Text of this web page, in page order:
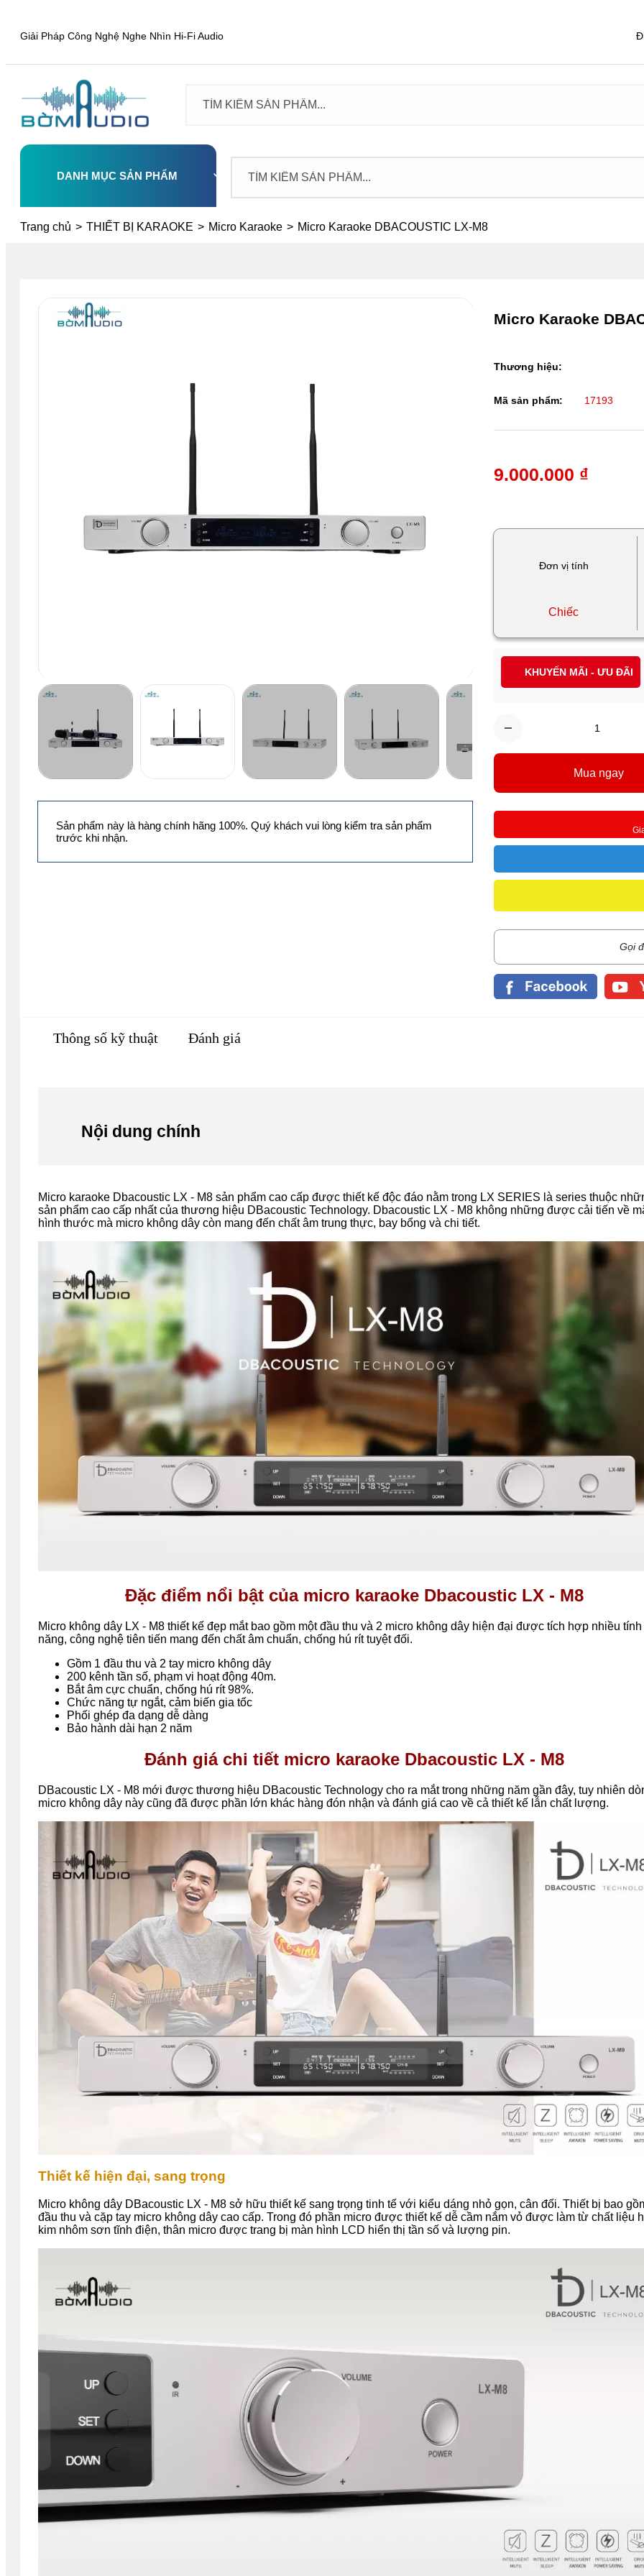
Giải Pháp Công Nghệ Nghe Nhìn Hi-Fi Audio
DANH MỤC SẢN PHẨM
Select
Trang chủ > THIẾT BỊ KARAOKE > Micro Karaoke > Micro Karaoke DBACOUSTIC LX-M8
Đơn vị tính
Chiếc
Micro Karaoke
Gọi
9.000.000 ₫
Thương hiệu:
Mã sản phẩm: 17193
Mua ngay
KHUYẾN MÃI - ƯU ĐÃI
Sản phẩm này là hàng chính hãng 100%. Quý khách vui lòng kiểm tra sản phẩm
trước khi nhận.
Thông số kỹ thuật Đánh giá
Nội dung chính
Micro karaoke Dbacoustic LX - M8 sản phẩm cao cấp được thiết kế độc đáo nằm trong LX SERIES là series thuộc
sản phẩm cao cấp nhất của thương hiệu DBacoustic Technology. Dbacoustic LX - M8 không những được cải tiến về
hình thước mà micro không dây còn mang đến chất âm trung thực, bay bổng và chi tiết.
Đặc điểm nổi bật của micro karaoke Dbacoustic LX - M8
Micro không dây LX - M8 thiết kế đẹp mắt bao gồm một đầu thu và 2 micro không dây hiện đại được tích hợp nhiều tính
năng, công nghệ tiên tiến mang đến chất âm chuẩn, chống hú rít tuyệt đối.
Gồm 1 đầu thu và 2 tay micro không dây
200 kênh tần số, phạm vi hoạt động 40m.
Bắt âm cực chuẩn, chống hú rít 98%.
Chức năng tự ngắt, cảm biến gia tốc
Phối ghép đa dạng dễ dàng
Bảo hành dài hạn 2 năm
Đánh giá chi tiết micro karaoke Dbacoustic LX - M8
DBacoustic LX - M8 mới được thương hiệu DBacoustic Technology cho ra mắt trong những năm gần đây, tuy nhiên
micro không dây này cũng đã được phần lớn khác hàng đón nhận và đánh giá cao về cả thiết kế lẫn chất lượng.
Thiết kế hiện đại, sang trọng
Micro không dây DBacoustic LX - M8 sở hữu thiết kế sang trọng tinh tế với kiểu dáng nhỏ gọn, cân đối. Thiết bị bao
đầu thu và cặp tay micro không dây cao cấp. Trong đó phần micro được thiết kế dễ cầm nắm vỏ được làm từ chất liệu
kim nhôm sơn tĩnh điện, thân micro được trang bị màn hình LCD hiển thị tần số và lượng pin.